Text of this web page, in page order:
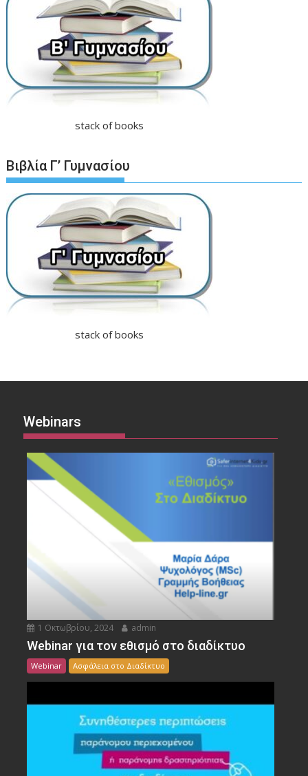
stack of books
Βιβλία Γ’ Γυμνασίου
stack of books
Webinars
1 Οκτωβρίου, 2024 admin
Webinar για τον εθισμό στο διαδίκτυο
Webinar Ασφάλεια στο Διαδίκτυο